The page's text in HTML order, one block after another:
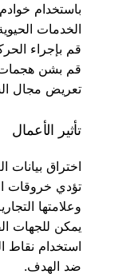
الخدمات
قم بإجراء
قم بشن هجمات
تعريض مجال
تأثير الأعمال
اختراق بيانات
تؤدي خروقات
وعلامتها
يمكن للجهات
استخدام نقاط
ضد الهدف.